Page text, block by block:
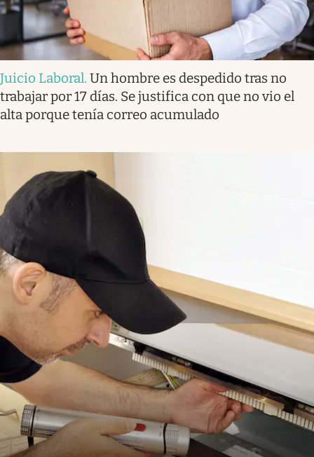
Juicio Laboral. Un hombre es despedido tras no
trabajar por 17 días. Se justifica con que no vio el
alta porque tenía correo acumulado